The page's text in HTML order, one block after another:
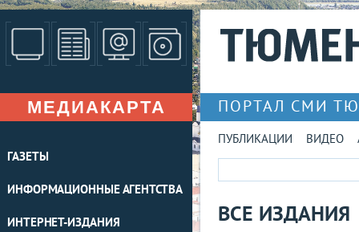
МЕДИАКАРТА
ГАЗЕТЫ
ИНФОРМАЦИОННЫЕ АГЕНТСТВА
ИНТЕРНЕТ-ИЗДАНИЯ
ПОРТАЛ СМИ
ПУБЛИКАЦИИ ВИДЕО
ВСЕ ИЗДАНИЯ